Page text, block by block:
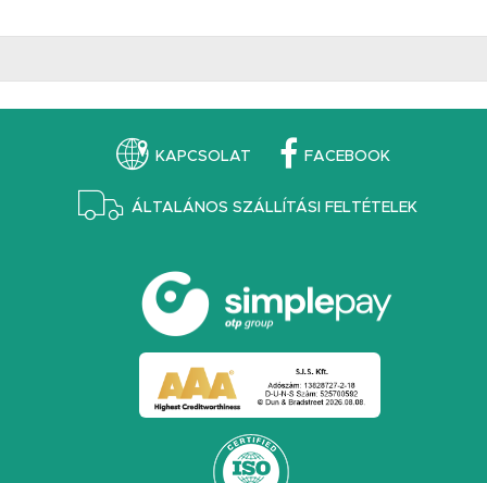
KAPCSOLAT FACEBOOK
ÁLTALÁNOS SZÁLLÍTÁSI FELTÉTELEK